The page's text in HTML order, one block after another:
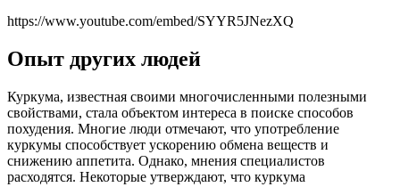
https://www.youtube.com/embed/SYYR5JNezXQ
Опыт других людей
Куркума, известная своими многочисленными полезными
свойствами, стала объектом интереса в поиске способов
похудения. Многие люди отмечают, что употребление
куркумы способствует ускорению обмена веществ и
снижению аппетита. Однако, мнения специалистов
расходятся. Некоторые утверждают, что куркума